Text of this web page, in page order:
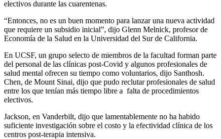
electivos durante las cuarentenas.
“Entonces, no es un buen momento para lanzar una nueva actividad
que requiere un subsidio inicial”, dijo Glenn Melnick, profesor de
Economía de la Salud en la Universidad del Sur de California.
En UCSF, un grupo selecto de miembros de la facultad forman parte
del personal de las clínicas post-Covid y algunos profesionales de
salud mental ofrecen su tiempo como voluntarios, dijo Santhosh.
Chen, de Mount Sinai, dijo que pudo reclutar profesionales de salud
entre los que tenían más tiempo libre a falta de procedimientos
electivos.
Jackson, en Vanderbilt, dijo que lamentablemente no ha habido
suficiente investigación sobre el costo y la efectividad clínica de los
centros post-terapia intensiva.